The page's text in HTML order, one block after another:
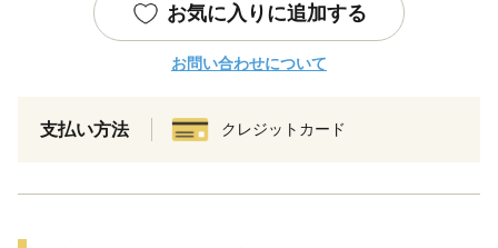
お気に入りに追加する
お問い合わせについて
支払い方法 クレジットカード